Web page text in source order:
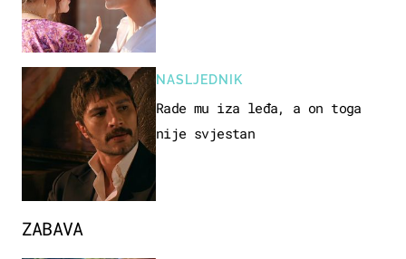
ZABAVA
NASLJEDNIK
Rade mu iza leđa, a on toga
nije svjestan